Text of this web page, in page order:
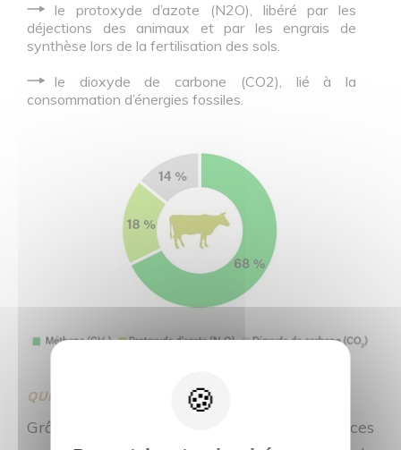
le protoxyde d’azote (N2O), libéré par les
déjections des animaux et par les engrais de
synthèse lors de la fertilisation des sols.
le dioxyde de carbone (CO2), lié à la
consommation d’énergies fossiles.
QUE DEVIENNENT CES GAZ ÉMIS ?
Grâce à la photosynthèse, les surfaces